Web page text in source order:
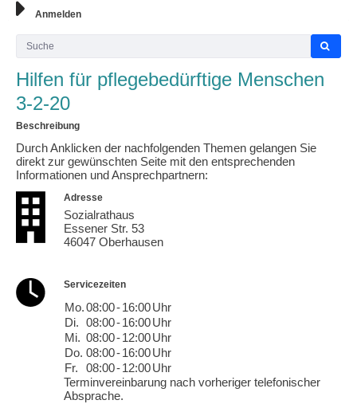
Anmelden
Hilfen für pflegebedürftige Menschen
3-2-20
Beschreibung
Durch Anklicken der nachfolgenden Themen gelangen Sie
direkt zur gewünschten Seite mit den entsprechenden
Informationen und Ansprechpartnern:
Adresse
Sozialrathaus
Essener Str. 53
46047 Oberhausen
Servicezeiten
Mo.08:00-16:00Uhr
Di. 08:00-16:00Uhr
Mi. 08:00-12:00Uhr
Do. 08:00-16:00Uhr
Fr.
08:00-12:00Uhr
Terminvereinbarung nach vorheriger telefonischer
Absprache.